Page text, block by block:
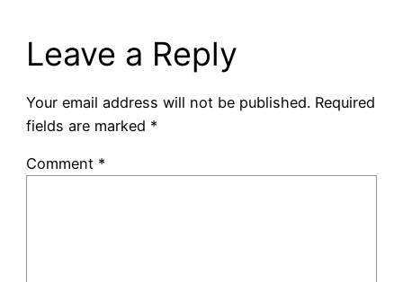
Leave a Reply
Your email address will not be published. Required
fields are marked *
Comment *